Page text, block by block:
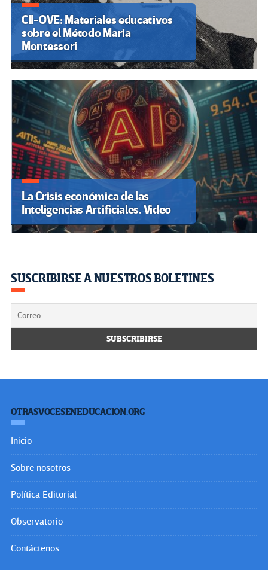
CII-OVE: Materiales educativos
sobre el Método Maria
Montessori
La Crisis económica de las
Inteligencias Artificiales. Video
SUSCRIBIRSE A NUESTROS BOLETINES
OTRASVOCESENEDUCACION.ORG
Inicio
Sobre nosotros
Política Editorial
Observatorio
Contáctenos